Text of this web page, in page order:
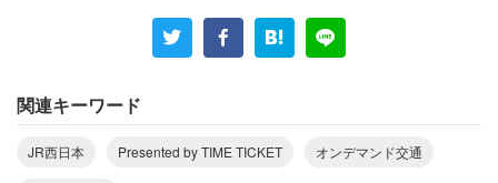
ることが背景にありました。市内を走る路線バスは廃止や
減便が進んでおり、今後も深刻化していくことが考えられ
き、効率化が期待できるAIオンデマンド交通が最適だと考
えました。
関連キーワード
JR西日本 Presented by TIME TICKET オンデマンド交通